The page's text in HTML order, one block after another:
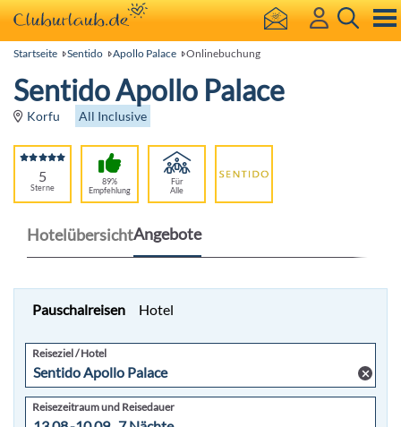
Startseite Sentido Apollo Palace Onlinebuchung
Sentido Apollo Palace
Korfu All Inclusive
5
Sterne
89%
Empfehlung
Für
Alle
HotelübersichtAngebote
Pauschalreisen Hotel
Reiseziel / Hotel
Reisezeitraum und Reisedauer